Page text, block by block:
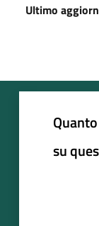
Ultimo
su